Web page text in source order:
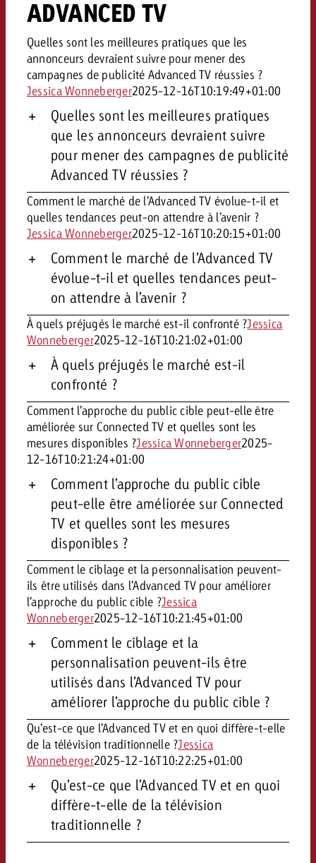
ADVANCED TV
Quelles sont les meilleures pratiques que les
annonceurs devraient suivre pour mener des
campagnes de publicité Advanced TV réussies ?
Jessica Wonneberger2025-12-16T10:19:49+01:00
Quelles sont les meilleures pratiques
que les annonceurs devraient suivre
pour mener des campagnes de publicité
Advanced TV réussies ?
Comment le marché de l’Advanced TV évolue-t-il et
quelles tendances peut-on attendre à l’avenir ?
Jessica Wonneberger2025-12-16T10:20:15+01:00
Comment le marché de l’Advanced TV
évolue-t-il et quelles tendances peut-
on attendre à l’avenir ?
À quels préjugés le marché est-il confronté ?Jessica
Wonneberger2025-12-16T10:21:02+01:00
À quels préjugés le marché est-il
confronté ?
Comment l’approche du public cible peut-elle être
améliorée sur Connected TV et quelles sont les
mesures disponibles ?Jessica Wonneberger2025-
12-16T10:21:24+01:00
Comment l’approche du public cible
peut-elle être améliorée sur Connected
TV et quelles sont les mesures
disponibles ?
Comment le ciblage et la personnalisation peuvent-
ils être utilisés dans l’Advanced TV pour améliorer
l’approche du public cible ?Jessica
Wonneberger2025-12-16T10:21:45+01:00
Comment le ciblage et la
personnalisation peuvent-ils être
utilisés dans l’Advanced TV pour
améliorer l’approche du public cible ?
Qu’est-ce que l’Advanced TV et en quoi diffère-t-elle
de la télévision traditionnelle ?Jessica
Wonneberger2025-12-16T10:22:25+01:00
Qu’est-ce que l’Advanced TV et en quoi
diffère-t-elle de la télévision
traditionnelle ?